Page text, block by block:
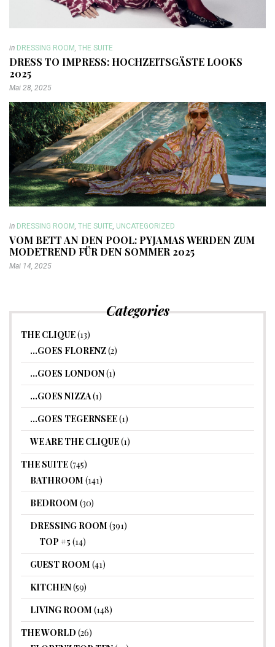
in DRESSING ROOM THE SUITE
DRESS TO IMPRESS: HOCHZEITSGÄSTE LOOKS
2025
Mai 28, 2025
in DRESSING ROOM THE SUITE UNCATEGORIZED
VOM BETT AN DEN POOL: PYJAMAS WERDEN ZUM
MODETREND FÜR DEN SOMMER 2025
Mai 14, 2025
Categories
THE CLIQUE(13)
…GOES FLORENZ(2)
…GOES LONDON(1)
…GOES NIZZA(1)
…GOES TEGERNSEE(1)
WE ARE THE CLIQUE(1)
THE SUITE(745)
BATHROOM (141)
BEDROOM (30)
DRESSING ROOM (391)
TOP #5 (14)
GUEST ROOM (41)
KITCHEN(59)
LIVING ROOM (148)
THE WORLD (26)